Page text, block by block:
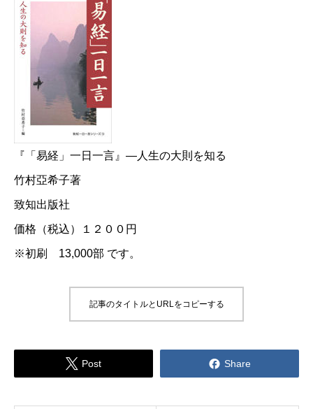
『「易経」一日一言』―人生の大則を知る
竹村亞希子著
致知出版社
価格（税込）１２００円
※初刷 13,000部 です。
記事のタイトルとURLをコピーする
 Post  Share